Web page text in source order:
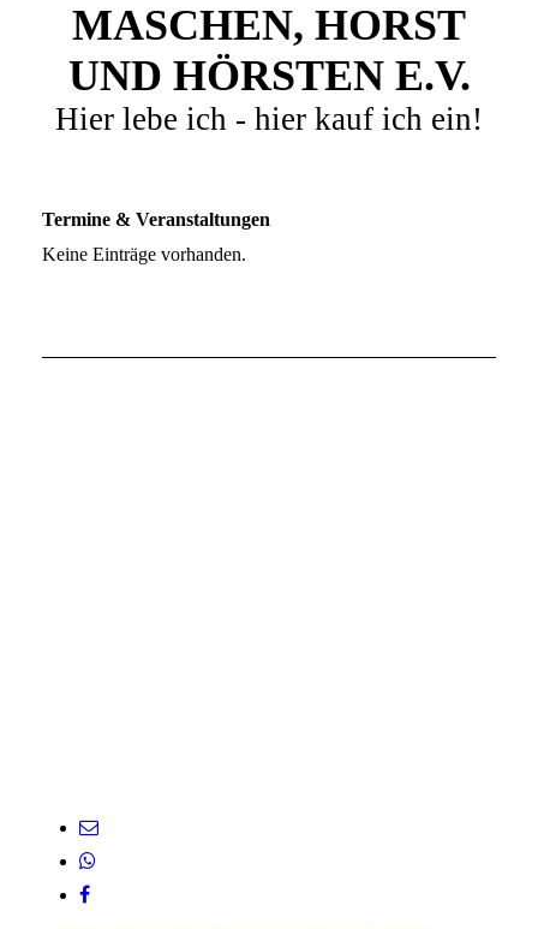
MASCHEN, HORST
UND HÖRSTEN E.V.
Hier lebe ich - hier kauf ich ein!
Termine & Veranstaltungen
Keine Einträge vorhanden.